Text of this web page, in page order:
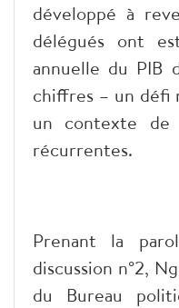
développé à
délégués ont
annuelle du PIB
chiffres – un défi
un contexte de
récurrentes.
Prenant la
discussion n°2,
du Bureau